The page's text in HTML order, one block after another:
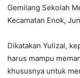
Gemilang Sekolah
Kecamatan Enok,
Dikatakan Yulizal,
harus mampu
khususnya untuk